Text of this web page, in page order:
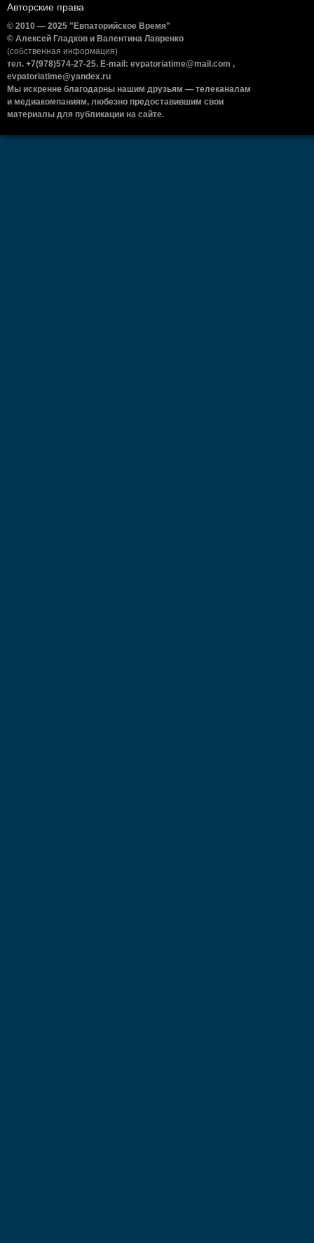
Авторские права
© 2010 — 2025 "Евпаторийское Время"
© Алексей Гладков и Валентина Лавренко
(собственная информация)
тел. +7(978)574-27-25. E-mail: evpatoriatime@mail.com ,
evpatoriatime@yandex.ru
Мы искренне благодарны нашим друзьям — телеканалам
и медиакомпаниям, любезно предоставившим свои
материалы для публикации на сайте.